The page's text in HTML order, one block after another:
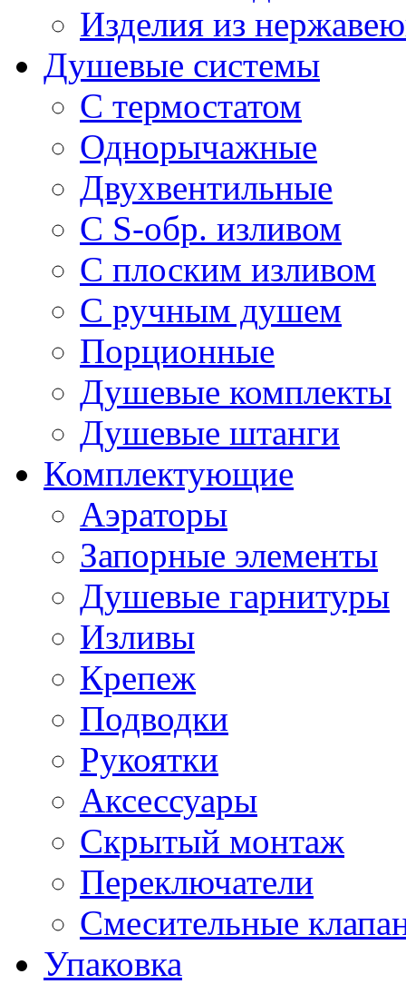
Изделия из
Душевые системы
С термостатом
Однорычажные
Двухвентильные
С S-обр. изливом
С плоским изливом
С ручным душем
Порционные
Душевые комплекты
Душевые штанги
Комплектующие
Аэраторы
Запорные элементы
Душевые гарнитуры
Изливы
Крепеж
Подводки
Рукоятки
Аксессуары
Скрытый монтаж
Переключатели
Смесительные
Упаковка